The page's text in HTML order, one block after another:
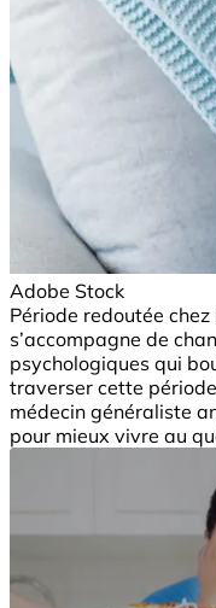
Adobe Stock
Période redoutée
s’accompagne de
psychologiques qui
traverser cette
médecin généraliste
pour mieux vivre au